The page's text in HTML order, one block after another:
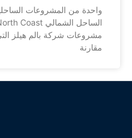
واحدة من المشروعات
مشروعات شركة بالم هيلز
مقارنة